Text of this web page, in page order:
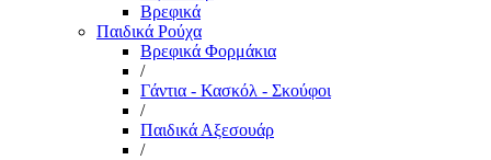
Βρεφικά
Παιδικά Ρούχα
Βρεφικά Φορμάκια
/
Γάντια - Κασκόλ - Σκούφοι
/
Παιδικά Αξεσουάρ
/